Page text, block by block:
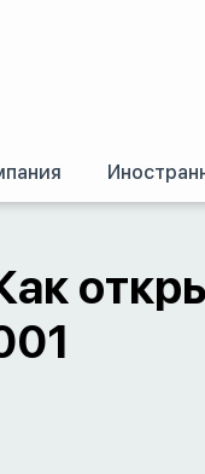
Регистрация